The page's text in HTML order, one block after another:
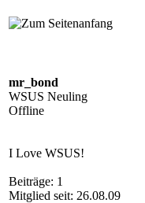
mr_bond
WSUS Neuling
Offline
I Love WSUS!
Beiträge: 1
Mitglied seit: 26.08.09